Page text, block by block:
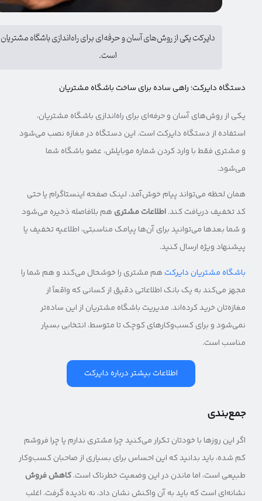
دایرکت یکی از روش‌های آسان و حرفه‌ای برای راه‌اندازی باشگاه مشتریان
است.
دستگاه دایرکت؛ راهی ساده برای ساخت باشگاه مشتریان
یکی از روش‌های آسان و حرفه‌ای برای راه‌اندازی باشگاه مشتریان،
استفاده از دستگاه دایرکت است. این دستگاه در مغازه نصب می‌شود
و مشتری فقط با وارد کردن شماره موبایلش، عضو باشگاه شما
می‌شود.
همان لحظه می‌تواند پیام خوش‌آمد، لینک صفحه اینستاگرام یا حتی
کد تخفیف دریافت کند.اطلاعات مشتریهم بلافاصله ذخیره می‌شود
و شما بعدها می‌توانید برای آن‌ها پیامک مناسبتی، اطلاعیه تخفیف یا
پیشنهاد ویژه ارسال کنید.
باشگاه مشتریان دایرکتهم مشتری را خوشحال می‌کند و هم شما را
مجهز می‌کند به یک بانک اطلاعاتی دقیق از کسانی که واقعاً از
مغازه‌تان خرید کرده‌اند. مدیریت باشگاه مشتریان از این ساده‌تر
نمی‌شود و برای کسب‌وکارهای کوچک تا متوسط، انتخابی بسیار
مناسب است.
اطلاعات بیشتر درباره دایرکت
جمع‌بندی
اگر این روزها با خودتان تکرار می‌کنید چرا مشتری ندارم یا چرا فروشم
کم شده، باید بدانید که این احساس برای بسیاری از صاحبان کسب‌وکار
طبیعی است، اما ماندن در این وضعیت خطرناک است.کاهش فروش
نشانه‌ای است که باید به آن واکنش نشان داد، نه نادیده گرفت. اغلب